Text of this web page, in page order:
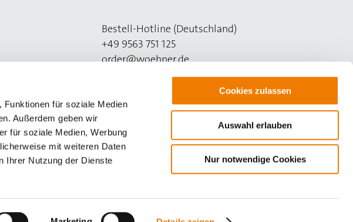
Funktionen für soziale Medien
Außerdem geben wir
für soziale Medien, Werbung
mit weiteren Daten
Ihrer Nutzung der Dienste
Cookies zulassen
Auswahl erlauben
Nur notwendige Cookies
Bestell-Hotline (Deutschland)
+49 9563 751 125
order@woehner.de
Technik-Hotline (Deutschland)
+49 9563 751 508